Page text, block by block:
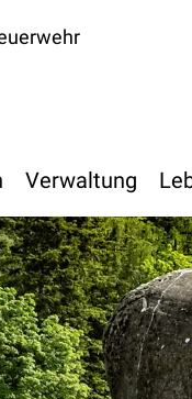
Verwaltung